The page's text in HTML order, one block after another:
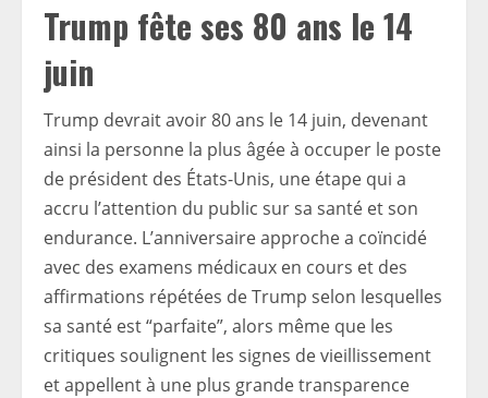
Trump fête ses 80 ans le 14
juin
Trump devrait avoir 80 ans le 14 juin, devenant
ainsi la personne la plus âgée à occuper le poste
de président des États-Unis, une étape qui a
accru l’attention du public sur sa santé et son
endurance. L’anniversaire approche a coïncidé
avec des examens médicaux en cours et des
affirmations répétées de Trump selon lesquelles
sa santé est “parfaite”, alors même que les
critiques soulignent les signes de vieillissement
et appellent à une plus grande transparence